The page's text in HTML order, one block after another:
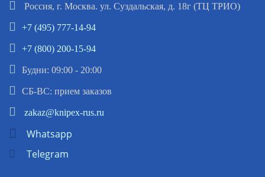
Россия, г. Москва. ул. Суздальская, д. 18г (ТЦ ТРИО)
+7 (495) 777-14-94
+7 (800) 200-15-94
Будни: 09:00 - 20:00
СБ-ВС: прием заказов
zakaz@knipex-rus.ru
Whatsapp
Telegram